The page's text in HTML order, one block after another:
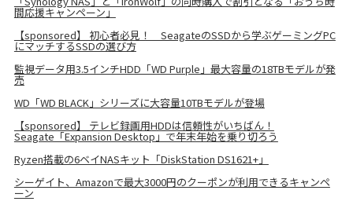
間応援キャンペーン」
【sponsored】 初心者必見！ SeagateのSSDから学ぶゲーミングPC
にマッチするSSDの選び方
監視データ用3.5インチHDD「WD Purple」最大容量の18TBモデルが発
売
WD「WD BLACK」シリーズに大容量10TBモデルが登場
【sponsored】 テレビ録画用HDDは信頼性がいちばん！
Seagate「Expansion Desktop」で年末年始を乗り切ろう
Ryzen搭載の6ベイNASキット「DiskStation DS1621+」
シーゲイト、Amazonで最大3000円のクーポンが利用できるキャンペ
ーン